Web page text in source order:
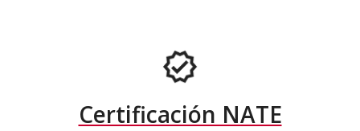
Certificación NATE